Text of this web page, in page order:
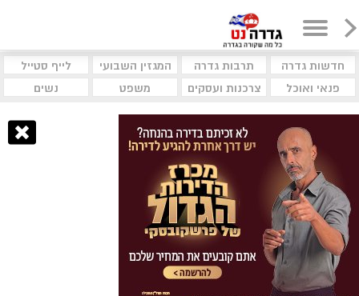
חדשות גדרה תרבות גדרה המגזין השבועי
לייף סטייל
פנאי ואוכל
צרכנות ועסקים משפט נשים